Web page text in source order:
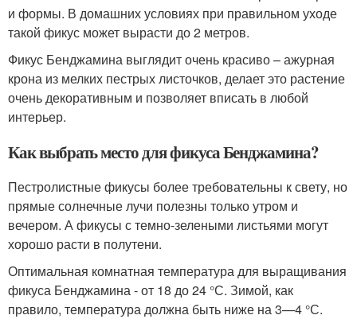
и формы. В домашних условиях при правильном уходе
такой фикус может вырасти до 2 метров.
Фикус Бенджамина выглядит очень красиво – ажурная
крона из мелких пестрых листочков, делает это растение
очень декоративным и позволяет вписать в любой
интерьер.
Как выбрать место для фикуса Бенджамина?
Пестролистные фикусы более требовательны к свету, но
прямые солнечные лучи полезны только утром и
вечером. А фикусы с темно-зелеными листьями могут
хорошо расти в полутени.
Оптимальная комнатная температура для выращивания
фикуса Бенджамина - от 18 до 24 °С. Зимой, как
правило, температура должна быть ниже на 3—4 °С.